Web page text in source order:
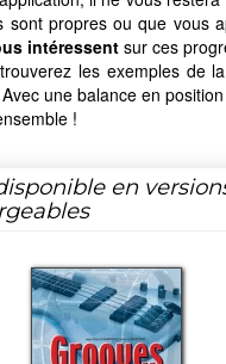
sont propres ou que vous
intéressent sur ces
les exemples de
une balance en
!
en